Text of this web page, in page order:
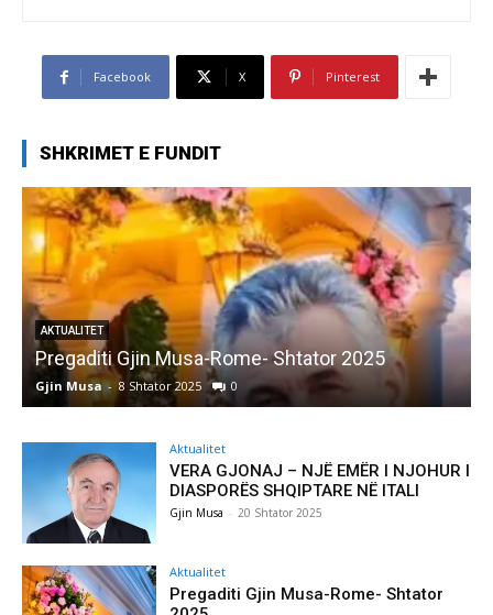
Facebook X Pinterest
SHKRIMET E FUNDIT
AKTUALITET
Pregaditi Gjin Musa-Rome- Shtator 2025
Gjin Musa - 8 Shtator 2025 0
Aktualitet
VERA GJONAJ – NJË EMËR I NJOHUR I
DIASPORËS SHQIPTARE NË ITALI
Gjin Musa - 20 Shtator 2025
Aktualitet
Pregaditi Gjin Musa-Rome- Shtator